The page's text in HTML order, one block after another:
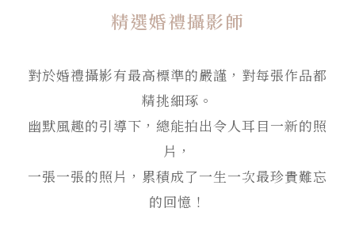
精選婚禮攝影師
對於婚禮攝影有最高標準的嚴謹，對每張作品都
精挑細琢。
幽默風趣的引導下，總能拍出令人耳目一新的照
片，
一張一張的照片，累積成了一生一次最珍貴難忘
的回憶！